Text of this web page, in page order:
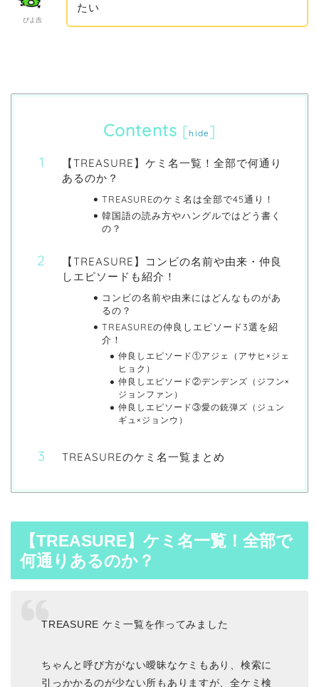
ぴよ吉
たい
Contents [hide]
【TREASURE】ケミ名一覧！全部で何通り
あるのか？
TREASUREのケミ名は全部で45通り！
韓国語の読み方やハングルではどう書く
の？
【TREASURE】コンビの名前や由来・仲良
しエピソードも紹介！
コンビの名前や由来にはどんなものがあ
るの？
TREASUREの仲良しエピソード3選を紹
介！
仲良しエピソード①アジェ（アサヒ×ジェ
ヒョク）
仲良しエピソード②デンデンズ（ジフン×
ジョンファン）
仲良しエピソード③愛の銃弾ズ（ジュン
ギュ×ジョンウ）
TREASUREのケミ名一覧まとめ
【TREASURE】ケミ名一覧！全部で
何通りあるのか？
TREASURE ケミ一覧を作ってみました
ちゃんと呼び方がない曖昧なケミもあり、検索に
引っかかるのが少ない所もありますが、全ケミ検